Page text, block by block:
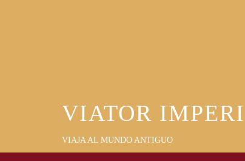
VIATOR IMPERI
VIAJA AL MUNDO ANTIGUO